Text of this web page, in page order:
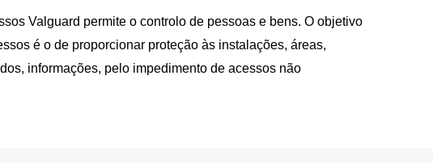
Valguard permite o controlo de pessoas e bens. O objetivo
é o de proporcionar proteção às instalações, áreas,
informações, pelo impedimento de acessos não